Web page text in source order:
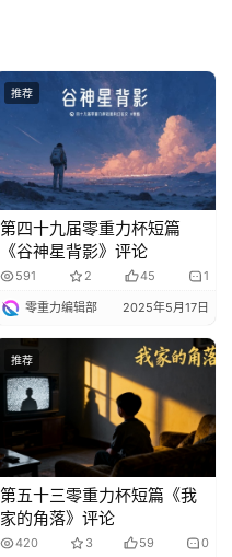
推荐
第四十九届零重力杯短篇
《谷神星背影》评论
591 2 45 1
零重力编辑部 2025年5月17日
推荐
第五十三零重力杯短篇《我
家的角落》评论
420 3 59 0